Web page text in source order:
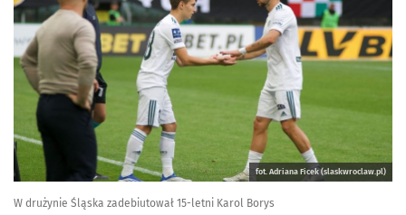
fot. Adriana Ficek (slaskwroclaw.pl)
W drużynie Śląska zadebiutował 15-letni Karol Borys